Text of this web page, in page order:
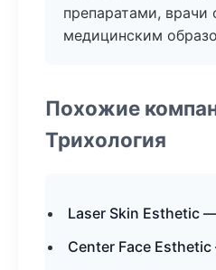
препаратами,
медицинским
Похожие
Трихология
Laser Skin Esthetic
Center Face